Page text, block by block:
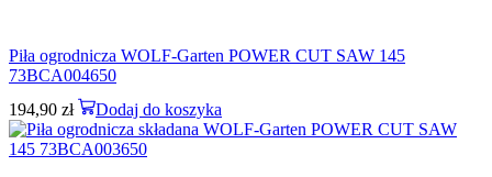
Piła ogrodnicza WOLF-Garten POWER CUT SAW 145
73BCA004650
194,90 zł Dodaj do koszyka